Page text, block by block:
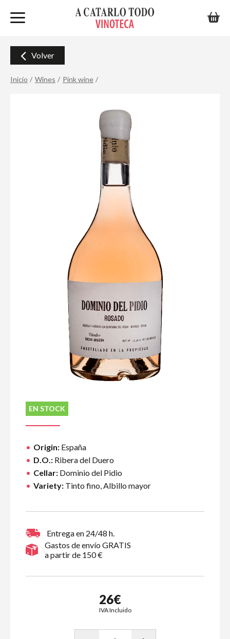
Inicio Wines Pink wine
Volver
EN STOCK
Origin: España
D.O.: Ribera del Duero
Cellar: Dominio del Pidio
Variety: Tinto fino, Albillo mayor
Entrega en 24/48 h.
Gastos de envío GRATIS
a partir de 150 €
26€
IVA Incluido